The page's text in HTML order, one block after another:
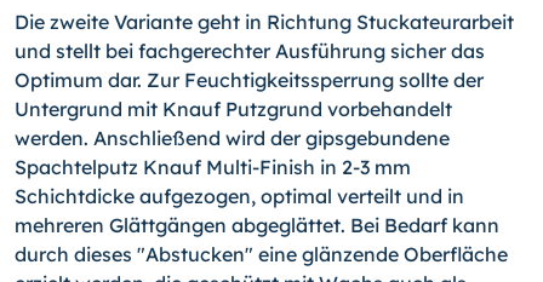
Die zweite Variante geht in Richtung Stuckateurarbeit
und stellt bei fachgerechter Ausführung sicher das
Optimum dar. Zur Feuchtigkeitssperrung sollte der
Untergrund mit Knauf Putzgrund vorbehandelt
werden. Anschließend wird der gipsgebundene
Spachtelputz Knauf Multi-Finish in 2-3 mm
Schichtdicke aufgezogen, optimal verteilt und in
mehreren Glättgängen abgeglättet. Bei Bedarf kann
durch dieses "Abstucken" eine glänzende Oberfläche